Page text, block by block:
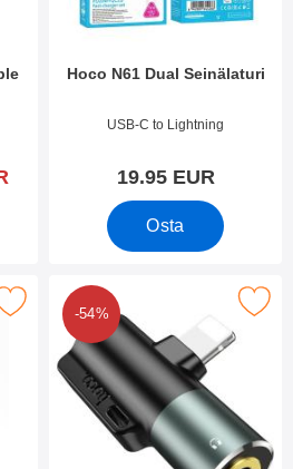
Hoco N61 Dual Seinälaturi
Tuote.nro 49582
USB-C to Lightning
19.95 EUR
Osta
C Cable suosikiksi
-54%
Merkitse hoco Adapter